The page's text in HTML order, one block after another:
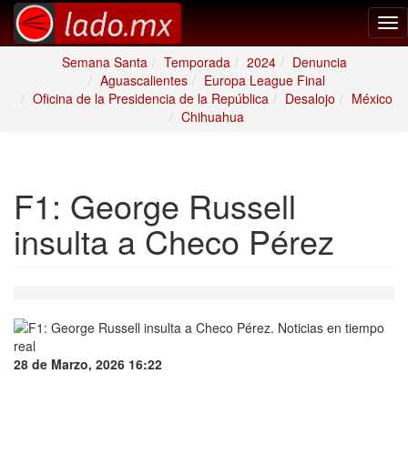
Semana Santa
Temporada 2024
Denuncia
Aguascalientes
Europa League Final
Oficina de la Presidencia de la República
Desalojo
México
Chihuahua
F1: George Russell
insulta a Checo Pérez
28 de Marzo, 2026 16:22